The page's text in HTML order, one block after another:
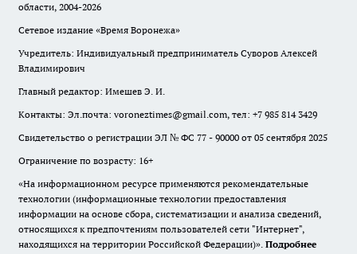
области, 2004-2026
Сетевое издание «Время Воронежа»
Учредитель: Индивидуальный предприниматель Суворов Алексей
Владимирович
Главный редактор: Имешев Э. И.
Контакты: Эл.почта: voroneztimes@gmail.com, тел: +7 985 814 3429
Свидетельство о регистрации ЭЛ № ФС 77 - 90000 от 05 сентября 2025
Ограничение по возрасту: 16+
«На информационном ресурсе применяются рекомендательные
технологии (информационные технологии предоставления
информации на основе сбора, систематизации и анализа сведений,
относящихся к предпочтениям пользователей сети "Интернет",
находящихся на территории Российской Федерации)». Подробнее